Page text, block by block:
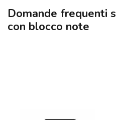
Domande frequenti
con blocco note